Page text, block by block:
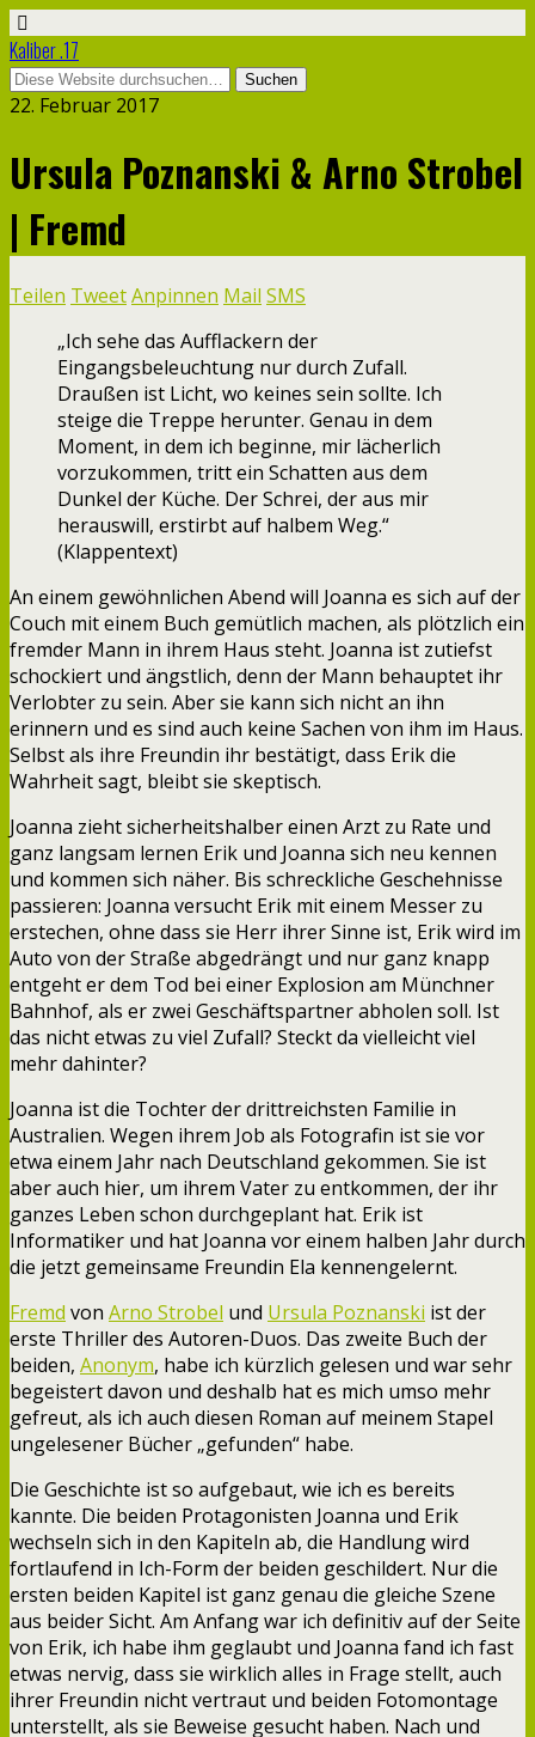
Kaliber .17
22. Februar 2017
Ursula Poznanski & Arno Strobel
| Fremd
Teilen TweetAnpinnen Mail SMS
„Ich sehe das Aufflackern der
Eingangsbeleuchtung nur durch Zufall.
Draußen ist Licht, wo keines sein sollte. Ich
steige die Treppe herunter. Genau in dem
Moment, in dem ich beginne, mir lächerlich
vorzukommen, tritt ein Schatten aus dem
Dunkel der Küche. Der Schrei, der aus mir
herauswill, erstirbt auf halbem Weg.“
(Klappentext)
An einem gewöhnlichen Abend will Joanna es sich auf der
Couch mit einem Buch gemütlich machen, als plötzlich ein
fremder Mann in ihrem Haus steht. Joanna ist zutiefst
schockiert und ängstlich, denn der Mann behauptet ihr
Verlobter zu sein. Aber sie kann sich nicht an ihn
erinnern und es sind auch keine Sachen von ihm im Haus.
Selbst als ihre Freundin ihr bestätigt, dass Erik die
Wahrheit sagt, bleibt sie skeptisch.
Joanna zieht sicherheitshalber einen Arzt zu Rate und
ganz langsam lernen Erik und Joanna sich neu kennen
und kommen sich näher. Bis schreckliche Geschehnisse
passieren: Joanna versucht Erik mit einem Messer zu
erstechen, ohne dass sie Herr ihrer Sinne ist, Erik wird im
Auto von der Straße abgedrängt und nur ganz knapp
entgeht er dem Tod bei einer Explosion am Münchner
Bahnhof, als er zwei Geschäftspartner abholen soll. Ist
das nicht etwas zu viel Zufall? Steckt da vielleicht viel
mehr dahinter?
Joanna ist die Tochter der drittreichsten Familie in
Australien. Wegen ihrem Job als Fotografin ist sie vor
etwa einem Jahr nach Deutschland gekommen. Sie ist
aber auch hier, um ihrem Vater zu entkommen, der ihr
ganzes Leben schon durchgeplant hat. Erik ist
Informatiker und hat Joanna vor einem halben Jahr durch
die jetzt gemeinsame Freundin Ela kennengelernt.
Fremd von Arno Strobel und Ursula Poznanski ist der
erste Thriller des Autoren-Duos. Das zweite Buch der
beiden, Anonym, habe ich kürzlich gelesen und war sehr
begeistert davon und deshalb hat es mich umso mehr
gefreut, als ich auch diesen Roman auf meinem Stapel
ungelesener Bücher „gefunden“ habe.
Die Geschichte ist so aufgebaut, wie ich es bereits
kannte. Die beiden Protagonisten Joanna und Erik
wechseln sich in den Kapiteln ab, die Handlung wird
fortlaufend in Ich-Form der beiden geschildert. Nur die
ersten beiden Kapitel ist ganz genau die gleiche Szene
aus beider Sicht. Am Anfang war ich definitiv auf der Seite
von Erik, ich habe ihm geglaubt und Joanna fand ich fast
etwas nervig, dass sie wirklich alles in Frage stellt, auch
ihrer Freundin nicht vertraut und beiden Fotomontage
unterstellt, als sie Beweise gesucht haben. Nach und